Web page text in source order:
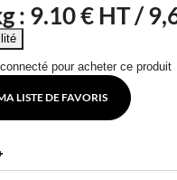
: 9.10€ HT /
pour acheter ce produit
LISTE DE FAVORIS